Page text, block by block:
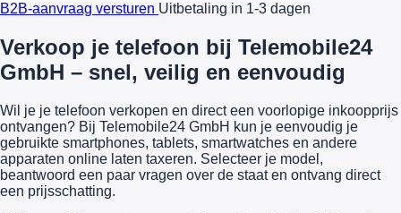
B2B-aanvraag versturen Uitbetaling in 1-3 dagen
Verkoop je telefoon bij Telemobile24
GmbH – snel, veilig en eenvoudig
Wil je je telefoon verkopen en direct een voorlopige inkoopprijs
ontvangen? Bij Telemobile24 GmbH kun je eenvoudig je
gebruikte smartphones, tablets, smartwatches en andere
apparaten online laten taxeren. Selecteer je model,
beantwoord een paar vragen over de staat en ontvang direct
een prijsschatting.